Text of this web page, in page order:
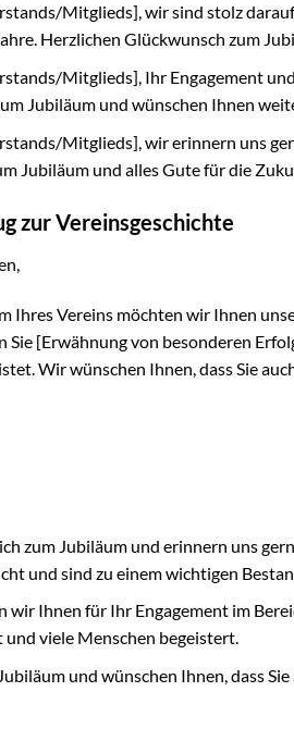
Mitglieds], wir sind stolz
Herzlichen Glückwunsch zum
Mitglieds], Ihr Engagement
Jubiläum und wünschen Ihnen
Mitglieds], wir erinnern uns
Jubiläum und alles Gute für die
zur Vereinsgeschichte
Ihres Vereins möchten wir Ihnen
Sie [Erwähnung von besonderen
Wir wünschen Ihnen, dass Sie
zum Jubiläum und erinnern uns
und sind zu einem wichtigen
wir Ihnen für Ihr Engagement im
viele Menschen begeistert.
und wünschen Ihnen, dass